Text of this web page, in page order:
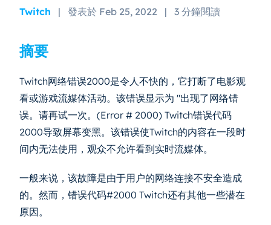
Twitch | 發表於 Feb 25, 2022 | 3 分鐘閱讀
摘要
Twitch网络错误2000是令人不快的，它打断了电影观
看或游戏流媒体活动。该错误显示为 "出现了网络错
误。请再试一次。(Error # 2000) Twitch错误代码
2000导致屏幕变黑。该错误使Twitch的内容在一段时
间内无法使用，观众不允许看到实时流媒体。
一般来说，该故障是由于用户的网络连接不安全造成
的。然而，错误代码#2000 Twitch还有其他一些潜在
原因。